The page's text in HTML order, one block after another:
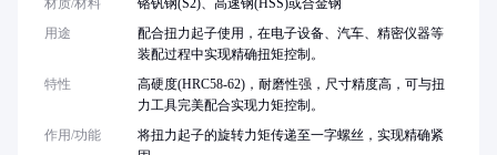
材质/材料
铬钒钢(S2)、高速钢(HSS)或合金钢
用途
配合扭力起子使用，在电子设备、汽车、精密仪器等
装配过程中实现精确扭矩控制。
特性
高硬度(HRC58-62)，耐磨性强，尺寸精度高，可与扭
力工具完美配合实现力矩控制。
作用/功能
将扭力起子的旋转力矩传递至一字螺丝，实现精确紧